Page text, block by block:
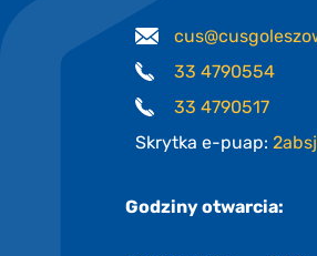
33 4790554
33 4790517
Skrytka e-puap:
Godziny otwarcia: